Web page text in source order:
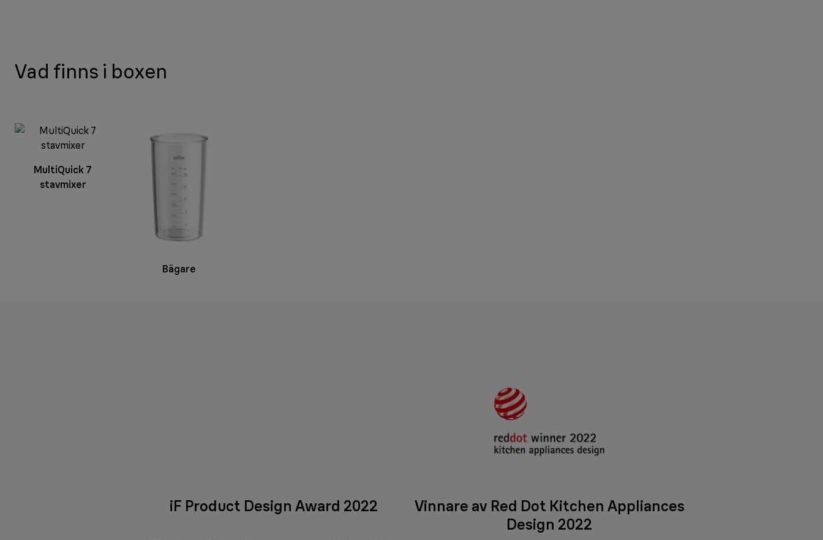
Vad finns i boxen
MultiQuick 7
stavmixer
Bägare
iF Product Design Award 2022
Vinnare av Red Dot Kitchen Appliances
Design 2022